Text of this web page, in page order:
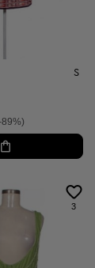
S
3